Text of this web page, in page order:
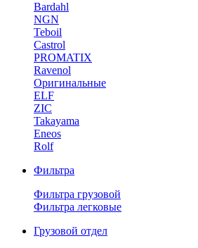
Bardahl
NGN
Teboil
Castrol
PROMATIX
Ravenol
Оригинальные
ELF
ZIC
Takayama
Eneos
Rolf
Фильтра
Фильтра грузовой
Фильтра легковые
Грузовой отдел